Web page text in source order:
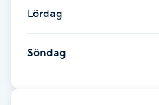
Hatha Yoga
Headspa
Lördag
Söndag